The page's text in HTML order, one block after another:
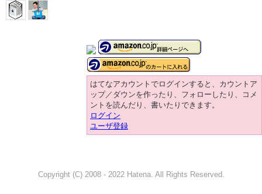
はてなアカウントでログインすると、カウントア
ップ／ダウンを作ったり、フォローしたり、コメ
ントを読んだり、書いたりできます。
ログイン
ユーザ登録
Copyright (C) 2008 - 2022 Hatena. All Rights Reserved.